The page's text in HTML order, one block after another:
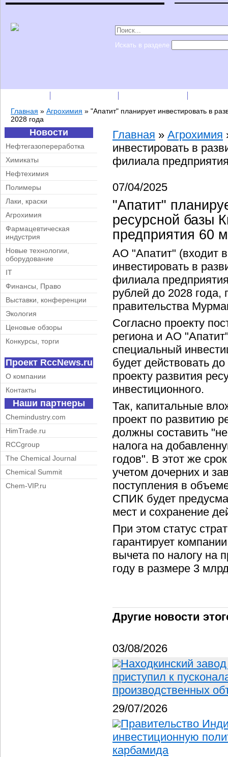
Искать в разделе
Главная » Агрохимия » "Апатит" планирует инвестировать в
2028 года
Новости
Нефтегазопереработка
Химикаты
Нефтехимия
Полимеры
Лаки, краски
Агрохимия
Фармацевтическая
индустрия
Новые технологии,
оборудование
IT
Финансы, Право
Выставки, конференции
Экология
Ценовые обзоры
Конкурсы, торги
Проект RccNews.ru
О компании
Контакты
Наши партнеры
Chemindustry.com
HimTrade.ru
RCCgroup
The Chemical Journal
Chemical Summit
Chem-VIP.ru
Главная » Агрохимия
инвестировать в
филиала
07/04/2025
"Апатит"
ресурсной базы
предприятия 60
АО "Апатит" (входит
инвестировать в
филиала
рублей до 2028 года,
правительства
Согласно проекту
региона и АО
специальный
будет действовать
проекту развития
инвестиционного.
Так, капитальные
проект по развитию
должны составить
налога на
годов". В этот же
учетом дочерних и
поступления в
СПИК будет
мест и сохранение
При этом статус
гарантирует
вычета по налогу на
году в размере 3
Другие новости
03/08/2026
Находкинский
приступил к
производственных
29/07/2026
Правительство
инвестиционную
карбамида